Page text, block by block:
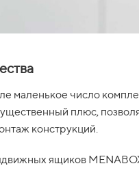
маленькое число
плюс,
конструкций.
ящиков